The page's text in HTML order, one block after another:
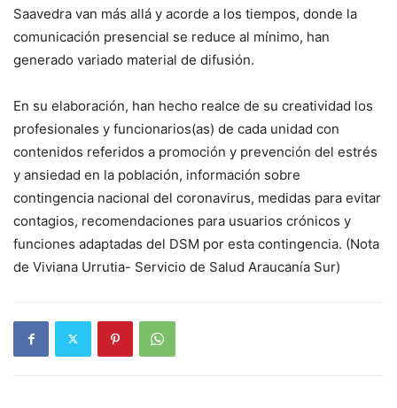
Saavedra van más allá y acorde a los tiempos, donde la
comunicación presencial se reduce al mínimo, han
generado variado material de difusión.
En su elaboración, han hecho realce de su creatividad los
profesionales y funcionarios(as) de cada unidad con
contenidos referidos a promoción y prevención del estrés
y ansiedad en la población, información sobre
contingencia nacional del coronavirus, medidas para evitar
contagios, recomendaciones para usuarios crónicos y
funciones adaptadas del DSM por esta contingencia. (Nota
de Viviana Urrutia- Servicio de Salud Araucanía Sur)